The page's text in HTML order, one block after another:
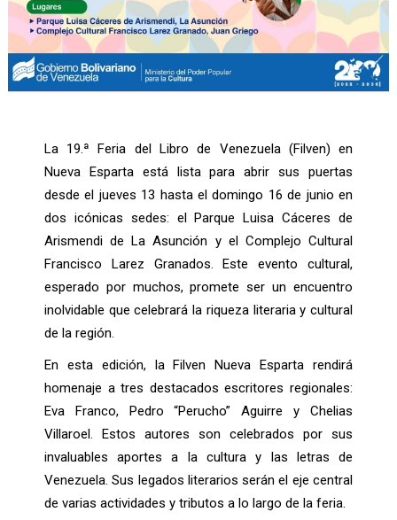
La 19.ª Feria del Libro de Venezuela (Filven) en
Nueva Esparta está lista para abrir sus puertas
desde el jueves 13 hasta el domingo 16 de junio en
dos icónicas sedes: el Parque Luisa Cáceres de
Arismendi de La Asunción y el Complejo Cultural
Francisco Larez Granados. Este evento cultural,
esperado por muchos, promete ser un encuentro
inolvidable que celebrará la riqueza literaria y cultural
de la región.
En esta edición, la Filven Nueva Esparta rendirá
homenaje a tres destacados escritores regionales:
Eva Franco, Pedro “Perucho” Aguirre y Chelias
Villaroel. Estos autores son celebrados por sus
invaluables aportes a la cultura y las letras de
Venezuela. Sus legados literarios serán el eje central
de varias actividades y tributos a lo largo de la feria.